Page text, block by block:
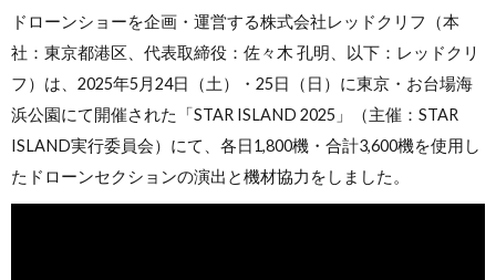
ドローンショーを企画・運営する株式会社レッドクリフ（本
社：東京都港区、代表取締役：佐々木 孔明、以下：レッドクリ
フ）は、2025年5月24日（土）・25日（日）に東京・お台場海
浜公園にて開催された「STAR ISLAND 2025」（主催：STAR
ISLAND実行委員会）にて、各日1,800機・合計3,600機を使用し
たドローンセクションの演出と機材協力をしました。